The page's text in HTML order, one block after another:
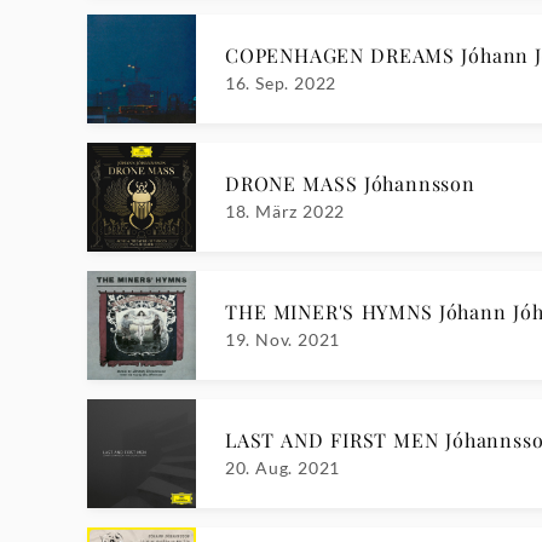
COPENHAGEN DREAMS Jóhann
16. Sep. 2022
DRONE MASS Jóhannsson
18. März 2022
THE MINER'S HYMNS Jóhann
19. Nov. 2021
LAST AND FIRST MEN
20. Aug. 2021